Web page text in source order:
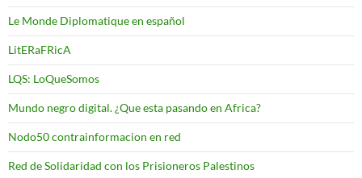
Le Monde Diplomatique en español
LitERaFRicA
LQS: LoQueSomos
Mundo negro digital. ¿Que esta pasando en Africa?
Nodo50 contrainformacion en red
Red de Solidaridad con los Prisioneros Palestinos